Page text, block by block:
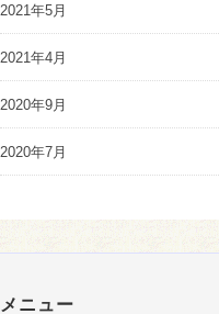
2021年5月
2021年4月
2020年9月
2020年7月
メニュー